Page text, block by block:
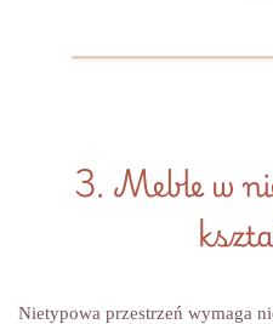
3. Meble w
Nietypowa przestrzeń wymaga